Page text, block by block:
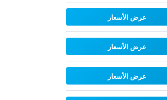
عرض الأسعار
عرض الأسعار
عرض الأسعار